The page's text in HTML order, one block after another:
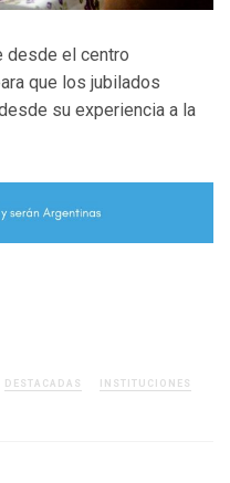
desde el centro
que los jubilados
su experiencia a la
DESTACADAS INSTITUCIONES